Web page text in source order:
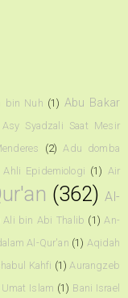
bin Nuh (1) Abu Bakar
Syadzali Saat Mesir
(2) Adu domba
Ahli Epidemiologi (1) Air
(362) Al-
Ali bin Abi Thalib (1) An-
Al-Qur'an (1) Aqidah
Kahfi (1) Aurangzeb
Islam (1) Bani Israel